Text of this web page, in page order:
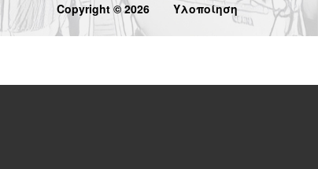
Copyright © 2026 Υλοποίηση